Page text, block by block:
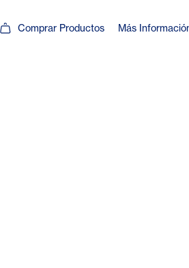
Comprar Productos Más